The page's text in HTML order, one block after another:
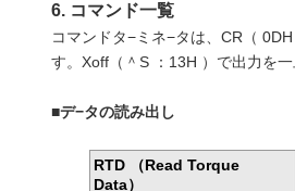
6. コマンド一覧
コマンドタ−ミネ−タは、CR（
す。Xoff（＾S ：13H ）で出力を
■デ−タの読み出し
RTD （Read Torque
Data）